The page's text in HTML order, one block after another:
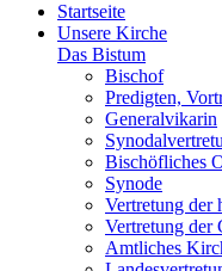
Startseite
Unsere Kirche
Das Bistum
Bischof
Predigten,
Generalvikarin
Bischöfliches
Synode
Vertretung der
Vertretung der
Amtliches